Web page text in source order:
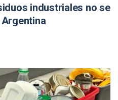
industriales no se